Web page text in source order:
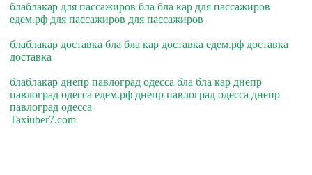
блаблакар для пассажиров бла бла кар для пассажиров
едем.рф для пассажиров для пассажиров
блаблакар доставка бла бла кар доставка едем.рф доставка
доставка
блаблакар днепр павлоград одесса бла бла кар днепр
павлоград одесса едем.рф днепр павлоград одесса днепр
павлоград одесса
Taxiuber7.com